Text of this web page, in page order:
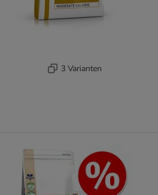
3 Varianten